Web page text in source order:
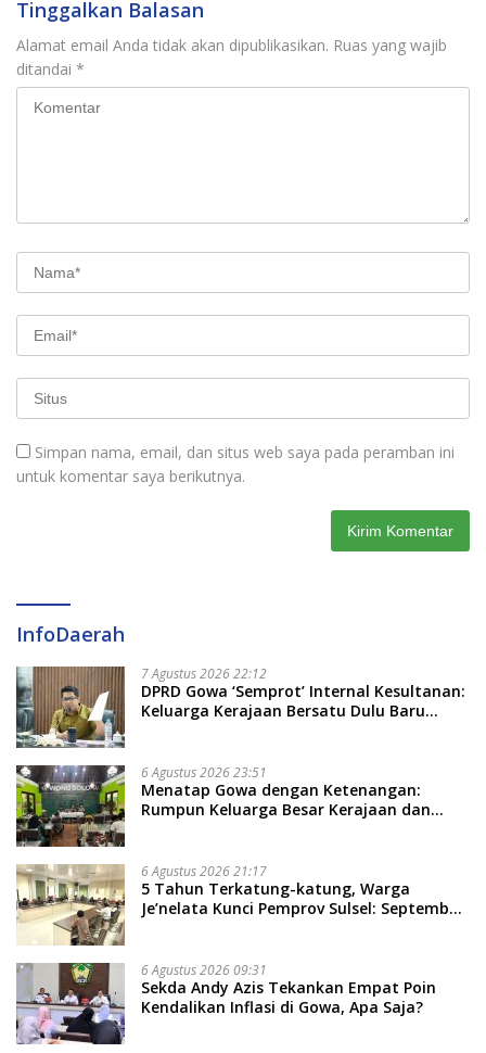
Tinggalkan Balasan
Alamat email Anda tidak akan dipublikasikan. Ruas yang wajib
ditandai *
Simpan nama, email, dan situs web saya pada peramban ini
untuk komentar saya berikutnya.
InfoDaerah
7 Agustus 2026 22:12
DPRD Gowa ‘Semprot’ Internal Kesultanan:
Keluarga Kerajaan Bersatu Dulu Baru
6 Agustus 2026 23:51
Menatap Gowa dengan Ketenangan:
Rumpun Keluarga Besar Kerajaan dan
Soal Adat dan Adab
6 Agustus 2026 21:17
5 Tahun Terkatung-katung, Warga
Je’nelata Kunci Pemprov Sulsel: September
6 Agustus 2026 09:31
Sekda Andy Azis Tekankan Empat Poin
Kendalikan Inflasi di Gowa, Apa Saja?